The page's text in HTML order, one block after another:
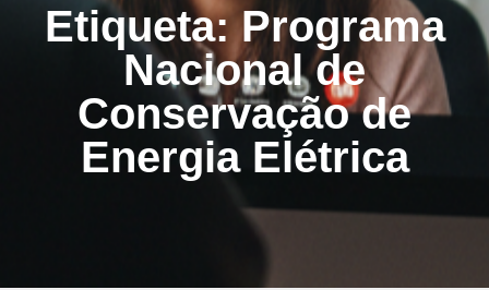
Etiqueta: Programa
Nacional de
Conservação de
Energia Elétrica